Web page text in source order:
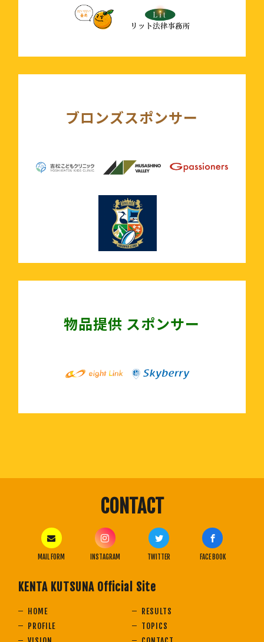
ブロンズスポンサー
物品提供 スポンサー
CONTACT
MAIL FORM INSTAGRAM TWITTER FACE BOOK
KENTA KUTSUNA Official Site
HOME
PROFILE
RESULTS
TOPICS